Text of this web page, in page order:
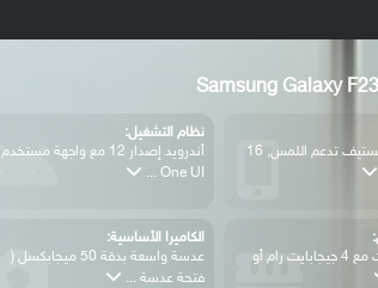
IPS LCD كابستيف تدعم اللمس, 16
نظام التشغيل:
أندرويد إصدار 12 مع واجهة مستخدم
One UI ...
128 جيجابايت مع 4 جيجابايت رام أو
الكاميرا الأساسية:
عدسة واسعة بدقة 50 ميجابكسل (
فتحة عدسة ...